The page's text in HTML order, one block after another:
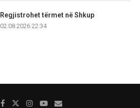
Regjistrohet tërmet në Shkup
02.08.2026 22:34